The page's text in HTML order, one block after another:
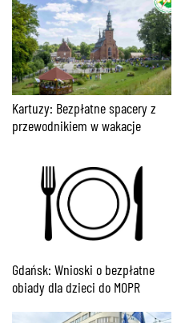
Kartuzy: Bezpłatne spacery z
przewodnikiem w wakacje
Gdańsk: Wnioski o bezpłatne
obiady dla dzieci do MOPR